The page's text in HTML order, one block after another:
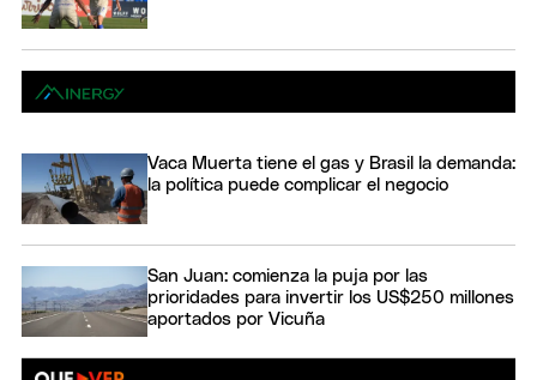
Vaca Muerta tiene el gas y Brasil la demanda:
la política puede complicar el negocio
San Juan: comienza la puja por las
prioridades para invertir los US$250 millones
aportados por Vicuña